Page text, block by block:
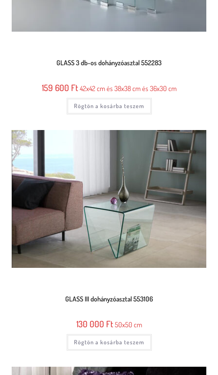
GLASS 3 db-os dohányzóasztal 552283
159 600 Ft 42x42 cm és 38x38 cm és 36x30 cm
Rögtön a kosárba teszem
GLASS III dohányzóasztal 553106
130 000 Ft50x50 cm
Rögtön a kosárba teszem